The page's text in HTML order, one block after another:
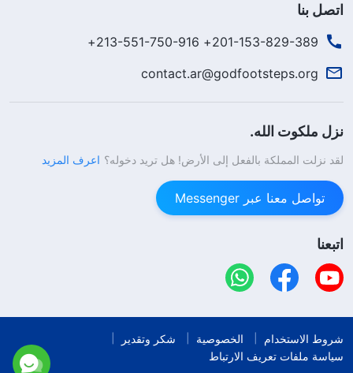
اتصل بنا
201-153-829-389+ 213-551-750-916+
contact.ar@godfootsteps.org
نزل ملكوت الله.
لقد نزلت المملكة بالفعل إلى الأرض! هل تريد دخوله؟ اعرف المزيد
تواصل معنا عبر Messenger
اتبعنا
شروط الاستخدام الخصوصية
شكر وتقدير
سياسة ملفات تعريف الارتباط